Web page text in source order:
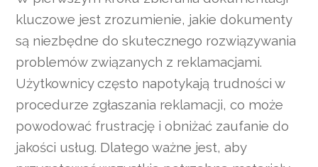
kluczowe jest zrozumienie, jakie dokumenty
są niezbędne do skutecznego rozwiązywania
problemów związanych z reklamacjami.
Użytkownicy często napotykają trudności w
procedurze zgłaszania reklamacji, co może
powodować frustrację i obniżać zaufanie do
jakości usług. Dlatego ważne jest, aby